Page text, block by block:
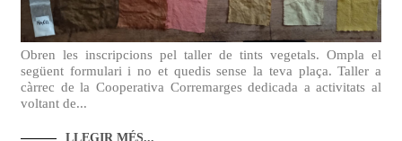
Obren les inscripcions pel taller de tints vegetals. Ompla el
següent formulari i no et quedis sense la teva plaça. Taller a
càrrec de la Cooperativa Corremarges dedicada a activitats al
voltant de...
LLEGIR MÉS...